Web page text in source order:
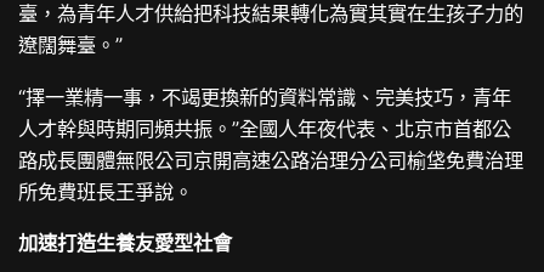
臺，為青年人才供給把科技結果轉化為實其實在生孩子力的
遼闊舞臺。”
“擇一業精一事，不竭更換新的資料常識、完美技巧，青年
人才幹與時期同頻共振。”全國人年夜代表、北京市首都公
路成長團體無限公司京開高速公路治理分公司榆垡免費治理
所免費班長王爭說。
加速打造生養友愛型社會